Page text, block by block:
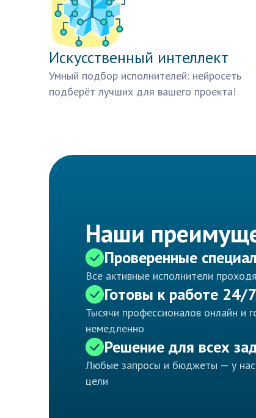
Искусственный интеллект
Умный подбор исполнителей: нейросеть
подберёт лучших для вашего проекта!
Наши
Проверенные
Все активные исполнители
Готовы к работе 24/7
Тысячи профессионалов онлайн и
немедленно
Решение для всех
Любые запросы и бюджеты — у
цели